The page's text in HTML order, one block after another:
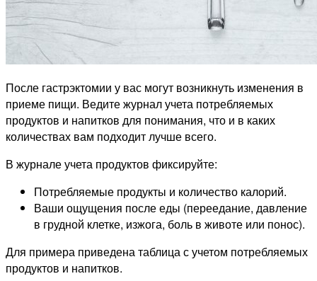
После гастрэктомии у вас могут возникнуть изменения в
приеме пищи. Ведите журнал учета потребляемых
продуктов и напитков для понимания, что и в каких
количествах вам подходит лучше всего.
В журнале учета продуктов фиксируйте:
Потребляемые продукты и количество калорий.
Ваши ощущения после еды (переедание, давление
в грудной клетке, изжога, боль в животе или понос).
Для примера приведена таблица с учетом потребляемых
продуктов и напитков.